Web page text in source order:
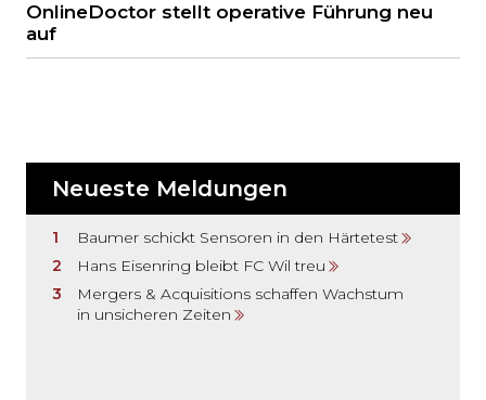
OnlineDoctor stellt operative Führung neu
auf
Neueste Meldungen
Baumer schickt Sensoren in den Härtetest
Hans Eisenring bleibt FC Wil treu
Mergers & Acquisitions schaffen Wachstum
in unsicheren Zeiten